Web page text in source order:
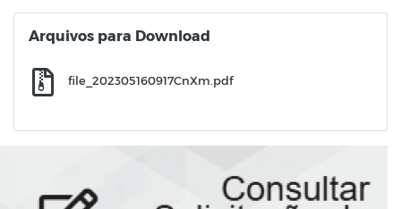
Arquivos para Download
file_202305160917CnXm.pdf